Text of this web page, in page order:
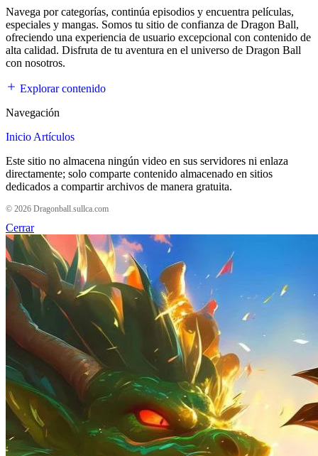
Navega por categorías, continúa episodios y encuentra películas,
especiales y mangas. Somos tu sitio de confianza de Dragon Ball,
ofreciendo una experiencia de usuario excepcional con contenido de
alta calidad. Disfruta de tu aventura en el universo de Dragon Ball
con nosotros.
Explorar contenido
Navegación
Inicio Artículos
Este sitio no almacena ningún video en sus servidores ni enlaza
directamente; solo comparte contenido almacenado en sitios
dedicados a compartir archivos de manera gratuita.
© 2026 Dragonball.sullca.com
Cerrar